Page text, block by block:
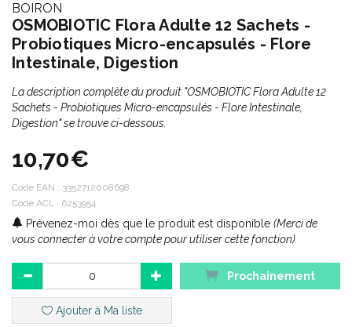
BOIRON
OSMOBIOTIC Flora Adulte 12 Sachets -
Probiotiques Micro-encapsulés - Flore
Intestinale, Digestion
La description complète du produit "OSMOBIOTIC Flora Adulte 12
Sachets - Probiotiques Micro-encapsulés - Flore Intestinale,
Digestion" se trouve ci-dessous.
10,70€
Code EAN : 3352712008698
Code ACL : 6253954
Prévenez-moi dès que le produit est disponible (Merci de
vous connecter à votre compte pour utiliser cette fonction).
Prochainement
Ajouter à Ma liste